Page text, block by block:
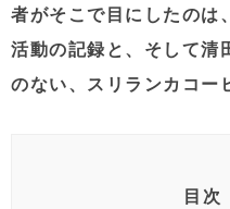
者がそこで目にしたのは
活動の記録と、そして清
のない、スリランカコー
目次